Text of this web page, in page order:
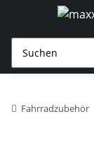
Fahrradzubehör